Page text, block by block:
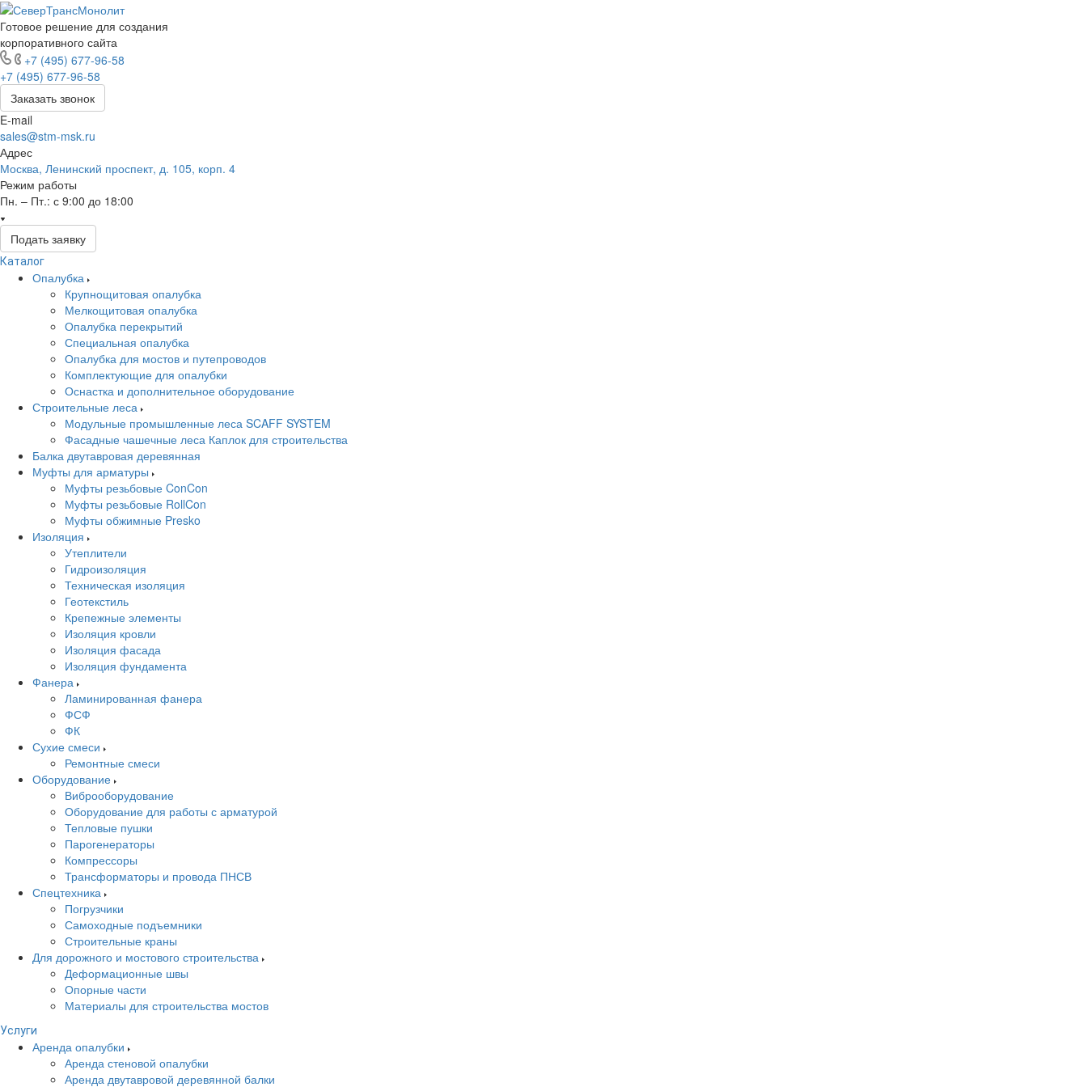
Готовое решение для создания
корпоративного сайта
+7 (495) 677-96-58
+7 (495) 677-96-58
Заказать звонок
E-mail
sales@stm-msk.ru
Адрес
Москва, Ленинский проспект, д. 105, корп. 4
Режим работы
Пн. – Пт.: с 9:00 до 18:00
Подать заявку
Каталог
Опалубка
Крупнощитовая опалубка
Мелкощитовая опалубка
Опалубка перекрытий
Специальная опалубка
Опалубка для мостов и путепроводов
Комплектующие для опалубки
Оснастка и дополнительное оборудование
Строительные леса
Модульные промышленные леса SCAFF SYSTEM
Фасадные чашечные леса Каплок для строительства
Балка двутавровая деревянная
Муфты для арматуры
Муфты резьбовые ConCon
Муфты резьбовые RollCon
Муфты обжимные Presko
Изоляция
Утеплители
Гидроизоляция
Техническая изоляция
Геотекстиль
Крепежные элементы
Изоляция кровли
Изоляция фасада
Изоляция фундамента
Фанера
Ламинированная фанера
ФСФ
ФК
Сухие смеси
Ремонтные смеси
Оборудование
Виброоборудование
Оборудование для работы с арматурой
Тепловые пушки
Парогенераторы
Компрессоры
Трансформаторы и провода ПНСВ
Спецтехника
Погрузчики
Самоходные подъемники
Строительные краны
Для дорожного и мостового строительства
Деформационные швы
Опорные части
Материалы для строительства мостов
Услуги
Аренда опалубки
Аренда стеновой опалубки
Аренда двутавровой деревянной балки